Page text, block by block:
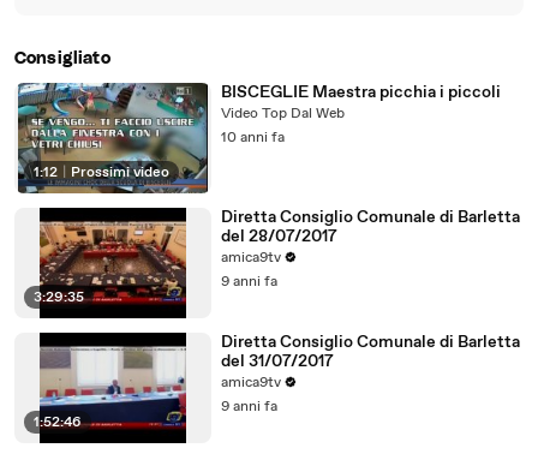
Consigliato
1:12 Prossimi video
BISCEGLIE Maestra picchia i piccoli
Video Top Dal Web
10 anni fa
3:29:35
Diretta Consiglio Comunale di Barletta
del 28/07/2017
amica9tv
9 anni fa
1:52:46
Diretta Consiglio Comunale di Barletta
del 31/07/2017
amica9tv
9 anni fa